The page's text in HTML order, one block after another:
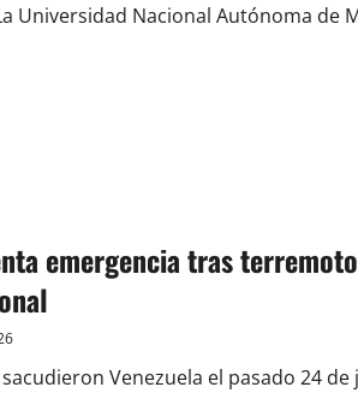
Universidad Nacional Autónoma de
emergencia tras
Venezuela el pasado 24